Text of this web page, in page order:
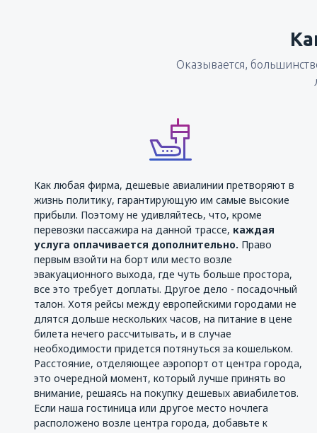
Оказывается,
Как любая фирма, дешевые авиалинии претворяют в
жизнь политику, гарантирующую им самые высокие
прибыли. Поэтому не удивляйтесь, что, кроме
перевозки пассажира на данной трассе, каждая
услуга оплачивается дополнительно. Право
первым взойти на борт или место возле
эвакуационного выхода, где чуть больше простора,
все это требует доплаты. Другое дело - посадочный
талон. Хотя рейсы между европейскими городами не
длятся дольше нескольких часов, на питание в цене
билета нечего рассчитывать, и в случае
необходимости придется потянуться за кошельком.
Расстояние, отделяющее аэропорт от центра города,
это очередной момент, который лучше принять во
внимание, решаясь на покупку дешевых авиабилетов.
Если наша гостиница или другое место ночлега
расположено возле центра города, добавьте к